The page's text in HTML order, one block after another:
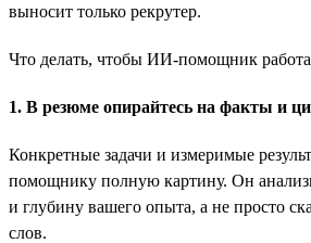
выносит только рекрутер.
Что делать, чтобы ИИ-помощник
1. В резюме опирайтесь на факты и
Конкретные задачи и измеримые
помощнику полную картину. Он
и глубину вашего опыта, а не просто
слов.